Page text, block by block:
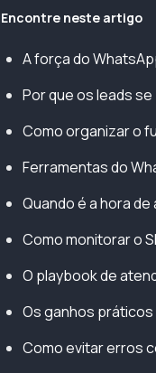
Encontre neste artigo
A força do
Por que os leads
Como organizar o
Ferramentas do
Quando é a hora
Como monitorar o
O playbook de
Os ganhos
Como evitar erros